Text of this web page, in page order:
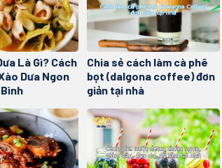
Là Gì? Cách
Dưa Ngon
Chia sẻ cách làm cà phê
bọt (dalgona coffee) đơn
giản tại nhà